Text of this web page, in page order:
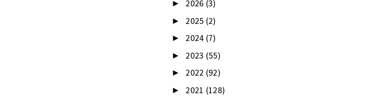
► 2026 (3)
► 2025 (2)
► 2024 (7)
► 2023 (55)
► 2022 (92)
► 2021 (128)